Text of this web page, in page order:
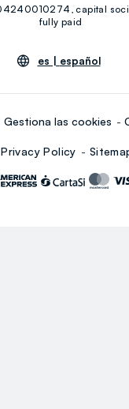
Linkedin
04240010274, capital
fully paid
es | español
Gestiona las cookies
Privacy Policy